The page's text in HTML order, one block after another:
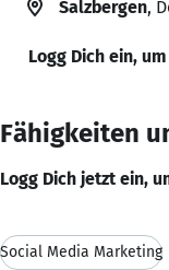
Salzbergen,
Logg Dich ein,
Fähigkeiten
Logg Dich jetzt ein,
Social Media Marketing